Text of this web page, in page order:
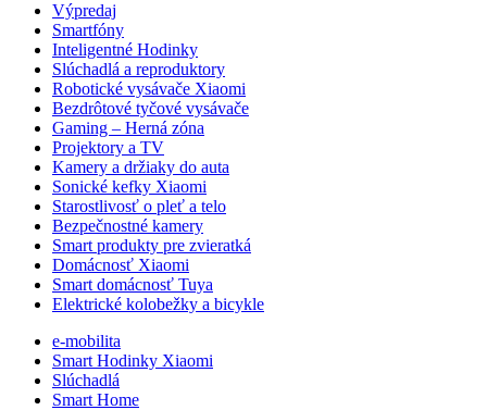
Výpredaj
Smartfóny
Inteligentné Hodinky
Slúchadlá a reproduktory
Robotické vysávače Xiaomi
Bezdrôtové tyčové vysávače
Gaming – Herná zóna
Projektory a TV
Kamery a držiaky do auta
Sonické kefky Xiaomi
Starostlivosť o pleť a telo
Bezpečnostné kamery
Smart produkty pre zvieratká
Domácnosť Xiaomi
Smart domácnosť Tuya
Elektrické kolobežky a bicykle
e-mobilita
Smart Hodinky Xiaomi
Slúchadlá
Smart Home